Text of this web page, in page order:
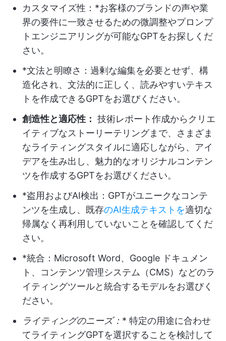
カスタマイズ性：*お客様のブランドの声や業
界の要件に一致させるための微調整やプロンプ
トエンジニアリングが可能なGPTをお探しくだ
さい。
*文法と明瞭さ：過剰な編集を必要とせず、構
造化され、文法的に正しく、読みやすいテキス
トを作成できるGPTをお選びください。
創造性と適応性： 技術レポート作成からクリエ
イティブなストーリーテリングまで、さまざま
なライティングスタイルに適応しながら、アイ
デアを生み出し、魅力的なオリジナルコンテン
ツを作成するGPTをお選びください。
*盗用およびAI検出：GPTがユニークなコンテ
ンツを生成し、既存のAI生成テキストを適切な
帰属なく再利用していないことを確認してくだ
さい。
*統合：Microsoft Word、Google ドキュメン
ト、コンテンツ管理システム（CMS）などのラ
イティングツールと統合するモデルをお選びく
ださい。
ライティングのニーズ： * 特定の用途に合わせ
てライティングGPTを選択することを検討して